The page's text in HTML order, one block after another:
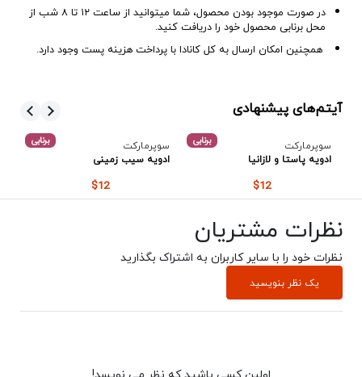
در صورت موجود بودن محصول، شما میتوانید از ساعت ۱۲ تا ۸ شب از
محل برنابی محصول خود را دریافت کنید.
همچنین امکان ارسال به کل کانادابا پرداخت هزینه پست وجود دارد.
آیتم‌های پیشنهادی
برنابی
سوپرمارکت
ادویه پاستا و لازانیا
$12
برنابی
سوپرمارکت
ادویه سیب زمینی
$12
نظرات مشتریان
نظرات خود را با سایر کاربران به اشتراک بگذارید
یک نظر بنویسید